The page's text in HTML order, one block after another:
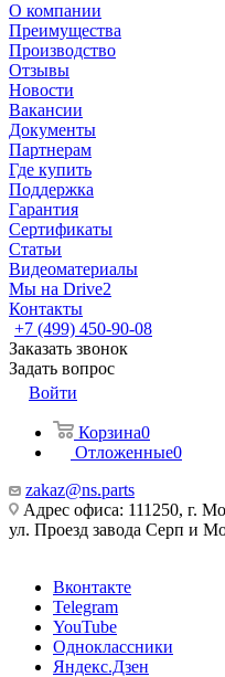
О компании
Преимущества
Производство
Отзывы
Новости
Вакансии
Документы
Партнерам
Где купить
Поддержка
Гарантия
Сертификаты
Статьи
Видеоматериалы
Мы на Drive2
Контакты
+7 (499) 450-90-08
Заказать звонок
Задать вопрос
Войти
Корзина0
Отложенные0
zakaz@ns.parts
Адрес офиса: 111250, г.
ул. Проезд завода Серп и
Вконтакте
Telegram
YouTube
Одноклассники
Яндекс.Дзен